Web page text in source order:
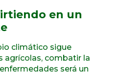
en un
climático sigue
agrícolas, combatir la
será un